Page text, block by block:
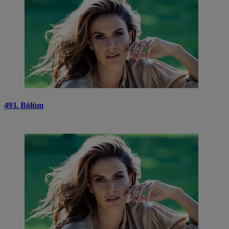
493. Bölüm